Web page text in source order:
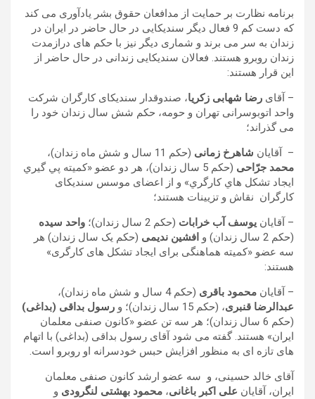
برنامه نظارت بر حمایت از مدافعان حقوق بشر یادآوری می کند
که دست کم 9 فعال دیگر سندیکایی در حال حاضر در ایران در
زندان به سر می برند و شماری دیگر نیز با حکم های درازمدت
زندان روبرو هستند. فعالان سندیکایی زندانی در حال حاضر از
این قرار هستند:
– آقای رضا شهابی زکریا، صندوقدار سندیکای کارگران شرکت
واحد اتوبوسرانی تهران و حومه، حکم شش سال زندان خود را
می گذراند؛
– آقایان شاهرخ زمانی (حکم 11 سال و شش ماه زندان)،
محمد جرّاحی
(حکم 5 سال زندان)، هر دو عضو «كميته پي گيري
ايجاد تشكل هاي كارگري» و از اعضای موسس سندیکای
کارگران نقاش و تزیینات هستند؛
– آقایان یوسف آب خرابات (حکم 2 سال زندان)؛
واحد سیده
(حکم 2 سال زندان) و
افشین ندیمی (حکم یک سال زندان) هر
سه عضو «کمیته هماهنگی برای ایجاد تشکل های کارگری»
هستند:
– آقایان محمود باقری (حکم 4 سال و شش ماه زندان)،
عبدالرضا قنبری، (حکم 15 سال زندان)؛ و
رسول بداقی (بداغی)
(حکم 6 سال زندان)؛ هر سه تن عضو «کانون صنفی معلمان
ایران» هستند. گفته می شود آقای رسول بداقی (بداغی) با اتهام
های تازه ای به منظور افزایش حبس خودسرانه او روبرو است.
آقای خالد حسینی، و سه عضو ارشد کانون صنفی معلمان
ایران، آقایان علی اکبر باغانی، محمود بهشتی لنگرودی و